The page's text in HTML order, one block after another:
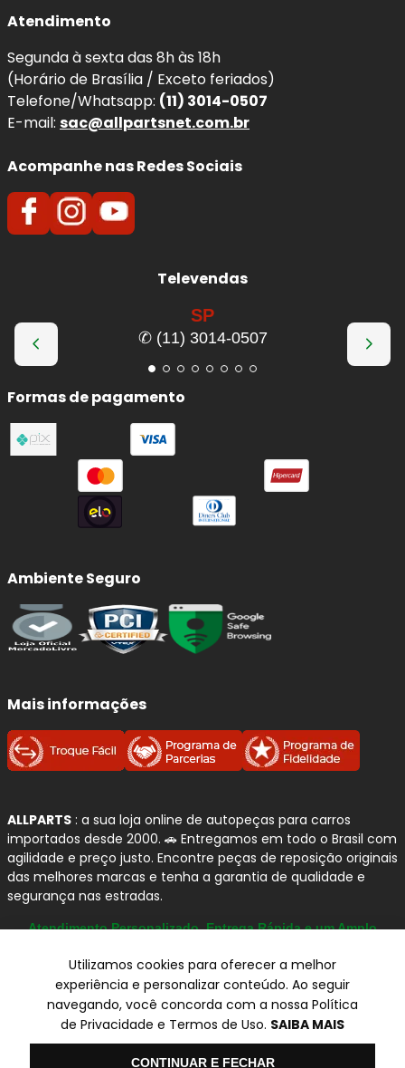
Atendimento
Segunda à sexta das 8h às 18h
(Horário de Brasília / Exceto feriados)
Telefone/Whatsapp: (11) 3014-0507
E-mail: sac@allpartsnet.com.br
Acompanhe nas Redes Sociais
Televendas
SP
✆ (11) 3014-0507
Formas de pagamento
Ambiente Seguro
Mais informações
ALLPARTS : a sua loja online de autopeças para carros
importados desde 2000. 🚗 Entregamos em todo o Brasil com
agilidade e preço justo. Encontre peças de reposição originais
das melhores marcas e tenha a garantia de qualidade e
segurança nas estradas.
Atendimento Personalizado, Entrega Rápida e um Amplo
© Copyright 2000-2026
ALLPARTS Com. de Peças Automotivas Ltda.
CNPJ 03.724.695/0001-42 - Av. Avelino Capellato, 450 - Santa
Utilizamos cookies para oferecer a melhor
experiência e personalizar conteúdo. Ao seguir
navegando, você concorda com a nossa Política
de Privacidade e Termos de Uso. SAIBA MAIS
CONTINUAR E FECHAR